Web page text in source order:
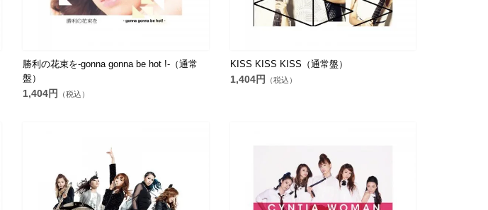
勝利の花束を-gonna gonna be hot !-（通常
盤）
1,404円 （税込）
KISS KISS KISS（通常盤）
1,404円 （税込）